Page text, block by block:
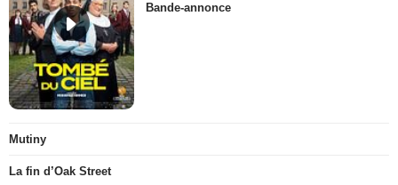
Bande-annonce
Mutiny
La fin d’Oak Street